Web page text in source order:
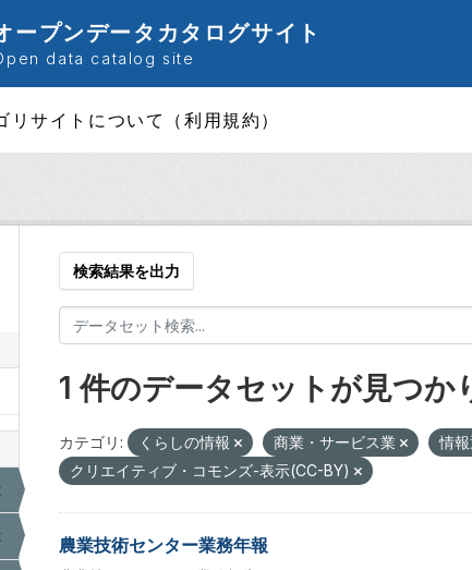
ープンデータカタログサイト
data catalog site
リサイトについて（利用規約）
検索結果を出力
1 件のデータセットが見つか
カテゴリ: くらしの情報 商業・サービス業 情
クリエイティブ・コモンズ-表示(CC-BY)
農業技術センター業務年報